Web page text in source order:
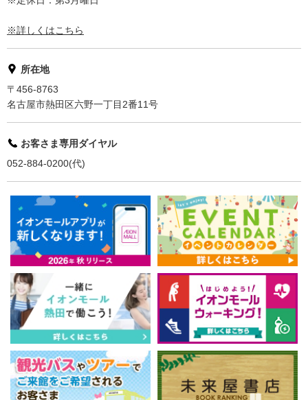
※詳しくはこちら
所在地
〒456-8763
名古屋市熱田区六野一丁目2番11号
お客さま専用ダイヤル
052-884-0200(代)